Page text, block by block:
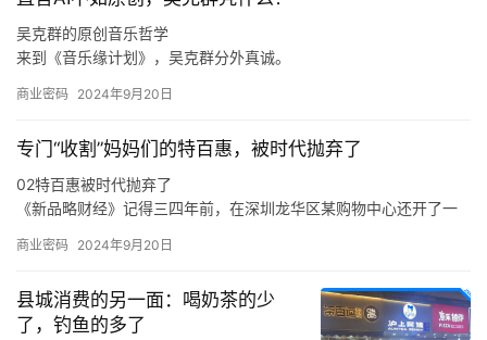
吴克群的原创音乐哲学
来到《音乐缘计划》，吴克群分外真诚。
是源自于他与原创音乐人之间的惺惺相惜。
目的嘉宾，他也是作为一名原创音乐人出现在舞台上，让一切热爱
与纯粹都具象化。
于是，面对当下音乐生态的顽疾，新生代音乐人的困境，吴克群会
商业密码 2024年9月20日
专门“收割”妈妈们的特百惠，被时代抛弃了
02特百惠被时代抛弃了
《新品略财经》记得三四年前，在深圳龙华区某购物中心还开了一
卖得还不错。
的产物，这与消费环境、消费需求、市场竞争，乃至是与特百惠的
传统商业模式等各方面密切相关。
商业密码 2024年9月20日
县城消费的另一面：喝奶茶的少
了，钓鱼的多了